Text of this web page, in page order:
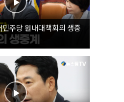
주당 원내대책회의 생중